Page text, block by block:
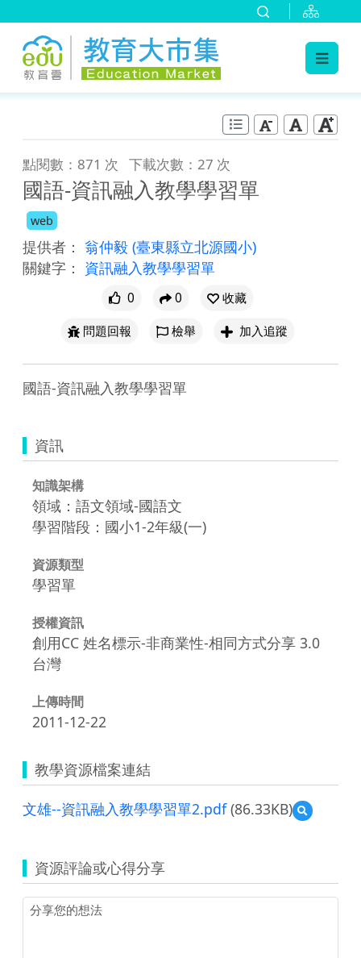
點閱數：871 次 下載次數：27 次
國語-資訊融入教學學習單
web
提供者： 翁仲毅 (臺東縣立北源國小)
關鍵字： 資訊融入教學學習單
0 0
收藏
問題回報
檢舉 加入追蹤
國語-資訊融入教學學習單
資訊
知識架構
領域：語文領域-國語文
學習階段：國小1-2年級(一)
資源類型
學習單
授權資訊
創用CC 姓名標示-非商業性-相同方式分享 3.0
台灣
上傳時間
2011-12-22
教學資源檔案連結
文雄--資訊融入教學學習單2.pdf(86.33KB)
預
覽
資
訊
資源評論或心得分享